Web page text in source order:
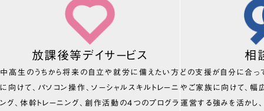
放課後等デイサービス
中高生のうちから将来の自立や就労に備えたい方
に向けて、パソコン操作、ソーシャルスキルトレーニ
ング、体幹トレーニング、創作活動の4つのプログラ
相
どの支援が自分に合っ
やご家族に向けて、幅
運営する強みを活かし